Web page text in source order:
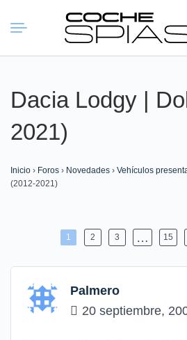
Buscar:
Dacia Lodgy |
2021)
Inicio › Foros › Novedades › Vehículos
(2012-2021)
1 2 3 … 15
Palmero
20 septiembre,